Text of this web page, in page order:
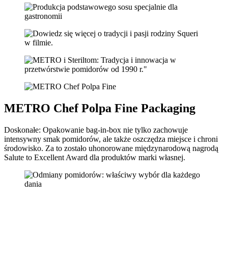
METRO Chef Polpa Fine Packaging
Doskonałe: Opakowanie bag-in-box nie tylko zachowuje
intensywny smak pomidorów, ale także oszczędza miejsce i chroni
środowisko. Za to zostało uhonorowane międzynarodową nagrodą
Salute to Excellent Award dla produktów marki własnej.